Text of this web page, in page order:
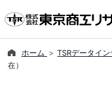
ホーム TSRデータイン
在）